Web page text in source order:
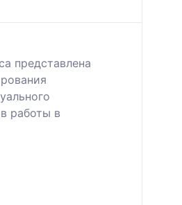
представлена
работы в